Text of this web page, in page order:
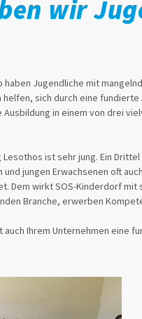
wir
haben Jugendliche mit
helfen, sich durch eine
in einem von drei
Lesothos ist sehr jung. Ein
und jungen Erwachsenen oft
Dem wirkt SOS-Kinderdorf mit
Branche, erwerben
auch Ihrem Unternehmen eine
CHF
490 gespendet